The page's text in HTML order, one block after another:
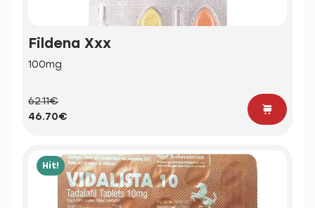
Fildena Xxx
100mg
62.11€
46.70€
Hit!